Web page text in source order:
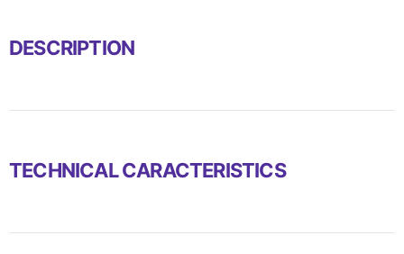
DESCRIPTION
TECHNICAL CARACTERISTICS